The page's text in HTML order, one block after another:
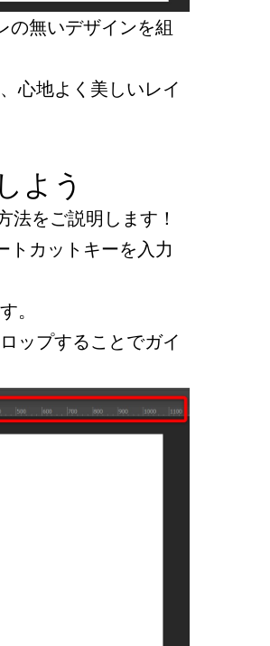
の無いデザインを組
心地よく美しいレイ
よう
法をご説明します！
トカットキーを入力
。
ップすることでガイ